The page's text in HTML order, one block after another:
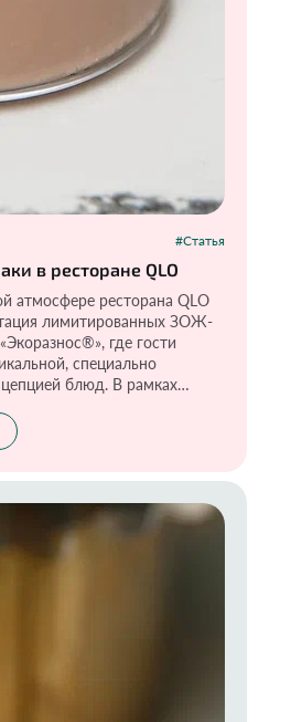
#Статья
в ресторане QLO
атмосфере ресторана QLO
лимитированных ЗОЖ-
где гости
специально
блюд. В рамках
от брендов-
косметика» и